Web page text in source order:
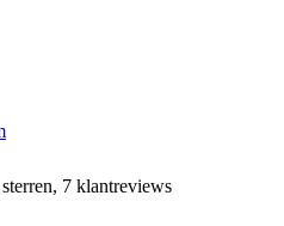
7 klantreviews